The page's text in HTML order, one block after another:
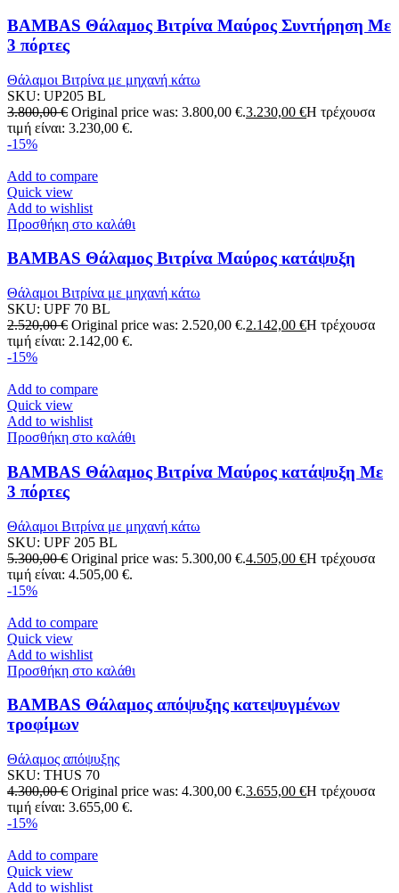
BAMBAS Θάλαμος Βιτρίνα Μαύρος Συντήρηση Με
3 πόρτες
Θάλαμοι Βιτρίνα με μηχανή κάτω
SKU: UP205 BL
3.800,00€ Original price was: 3.800,00 €.3.230,00 €Η τρέχουσα
τιμή είναι: 3.230,00 €.
-15%
Add to compare
Quick view
Add to wishlist
Προσθήκη στο καλάθι
BAMBAS Θάλαμος Βιτρίνα Μαύρος κατάψυξη
Θάλαμοι Βιτρίνα με μηχανή κάτω
SKU: UPF 70 BL
2.520,00€ Original price was: 2.520,00 €.2.142,00 €Η τρέχουσα
τιμή είναι: 2.142,00 €.
-15%
Add to compare
Quick view
Add to wishlist
Προσθήκη στο καλάθι
BAMBAS Θάλαμος Βιτρίνα Μαύρος κατάψυξη Με
3 πόρτες
Θάλαμοι Βιτρίνα με μηχανή κάτω
SKU: UPF 205 BL
5.300,00€ Original price was: 5.300,00 €.4.505,00 €Η τρέχουσα
τιμή είναι: 4.505,00 €.
-15%
Add to compare
Quick view
Add to wishlist
Προσθήκη στο καλάθι
BAMBAS Θάλαμος απόψυξης κατεψυγμένων
τροφίμων
Θάλαμος απόψυξης
SKU: THUS 70
4.300,00€ Original price was: 4.300,00 €.3.655,00 €Η τρέχουσα
τιμή είναι: 3.655,00 €.
-15%
Add to compare
Quick view
Add to wishlist